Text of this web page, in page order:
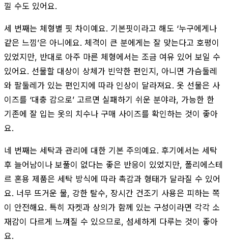
낄 수도 있어요.
세 번째는 체형별 핏 차이예요. 기본핏이라고 해도 ‘누구에게나
같은 느낌’은 아니에요. 체격이 큰 분에게는 잘 맞는다고 호평이
있었지만, 반대로 아주 마른 체형에서는 조금 여유 있어 보일 수
있어요. 선물할 대상이 상체가 빈약한 편인지, 아니면 가슴둘레
와 팔둘레가 있는 편인지에 따라 인상이 달라져요. 옷 선물은 사
이즈를 ‘대충 감으로’ 고르면 실패하기 쉬운 분야라, 가능한 한
기존에 잘 입는 옷의 치수나 구매 사이즈를 확인하는 것이 좋아
요.
네 번째는 세탁과 관리에 대한 기본 주의예요. 후기에서는 세탁
후 늘어남이나 보풀이 없다는 좋은 반응이 있었지만, 폴리에스테
르 혼용 제품은 세탁 방식에 따라 촉감과 형태가 달라질 수 있어
요. 너무 뜨거운 물, 강한 탈수, 장시간 건조기 사용은 피하는 쪽
이 안전해요. 특히 자켓과 상의가 함께 있는 구성이라면 각각 소
재감이 다르게 느껴질 수 있으므로, 섬세하게 다루는 것이 좋아
요.